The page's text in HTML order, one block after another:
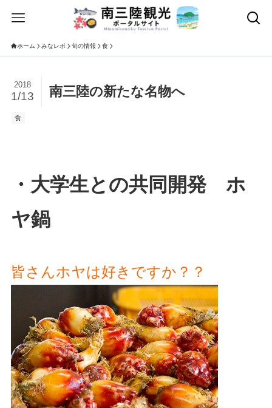
ホーム みなレポ 旬の情報 食
南三陸の新たな名物へ
2018
1/13
食
・大学生との共同開発 ホ
ヤ鍋
皆さんホヤは好きですか？？